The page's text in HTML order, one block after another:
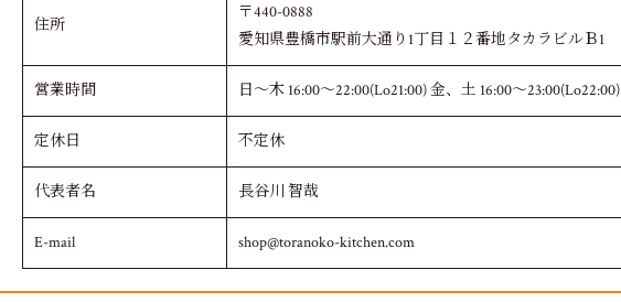
住所
〒440-0888
愛知県豊橋市駅前大通り1丁目１２番地タカラビルＢ1
営業時間 日～木 16:00～22:00(Lo21:00) 金、土 16:00～23:00(Lo22:00)
定休日 不定休
代表者名 長谷川 智哉
E-mail shop@toranoko-kitchen.com